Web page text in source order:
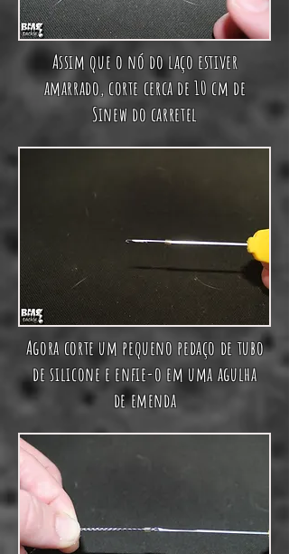
Assim que o nó do laço estiver
amarrado, corte cerca de 10 cm de
Sinew do carretel
Agora corte um pequeno pedaço de tubo
de silicone e enfie-o em uma agulha
de emenda